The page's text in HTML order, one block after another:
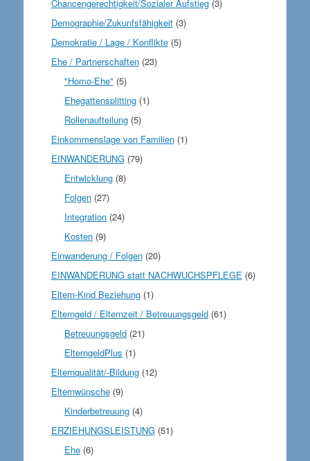
Chancengerechtigkeit/Sozialer Aufstieg(3)
Demographie/Zukunfsfähigkeit(3)
Demokratie / Lage / Konflikte(5)
Ehe / Partnerschaften(23)
"Homo-Ehe" (5)
Ehegattensplitting (1)
Rollenaufteilung (5)
Einkommenslage von Familien(1)
EINWANDERUNG(79)
Entwicklung (8)
Folgen (27)
Integration (24)
Kosten (9)
Einwanderung / Folgen(20)
EINWANDERUNG statt NACHWUCHSPFLEGE (6)
Eltern-Kind Beziehung(1)
Elterngeld / Elternzeit / Betreuungsgeld(61)
Betreuungsgeld (21)
ElterngeldPlus (1)
Elternqualität/-Bildung(12)
Elternwünsche(9)
Kinderbetreuung (4)
ERZIEHUNGSLEISTUNG(51)
Ehe (6)